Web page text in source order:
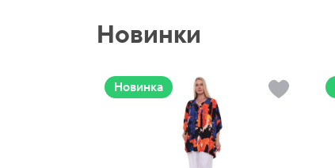
Новинки
Новинка